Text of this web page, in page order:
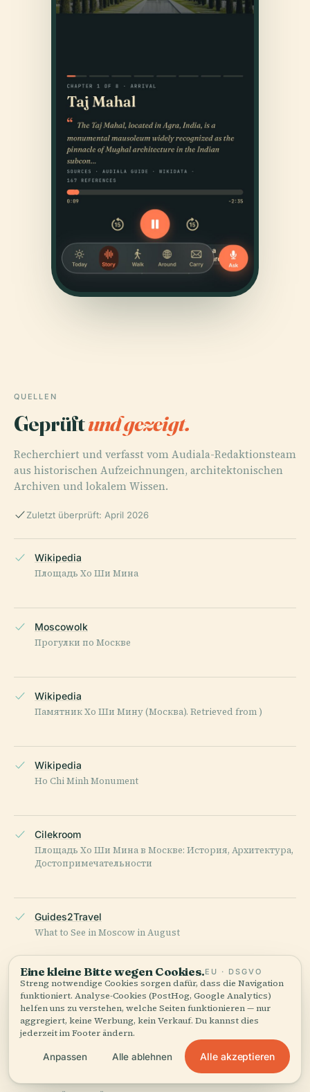
QUELLEN
Geprüftund gezeigt.
Recherchiert und verfasst vom Audiala-Redaktionsteam
aus historischen Aufzeichnungen, architektonischen
Archiven und lokalem Wissen.
Zuletzt überprüft: April 2026
Wikipedia
Площадь Хо Ши Мина
Moscowolk
Прогулки по Москве
Wikipedia
Памятник Хо Ши Мину (Москва). Retrieved from )
Wikipedia
Ho Chi Minh Monument
Cilekroom
Площадь Хо Ши Мина в Москве: История, Архитектура,
Достопримечательности
Guides2Travel
What to See in Moscow in August
Foursquare
Площадь Хо Ши Мина
Wikipedia — Ho Chi Minh monument
Eine kleine Bitte wegen Cookies.EU · DSGVO
Streng notwendige Cookies sorgen dafür, dass die Navigation
funktioniert. Analyse-Cookies (PostHog, Google Analytics)
helfen uns zu verstehen, welche Seiten funktionieren — nur
aggregiert, keine Werbung, kein Verkauf. Du kannst dies
jederzeit im Footer ändern.
Anpassen Alle ablehnen Alle akzeptieren